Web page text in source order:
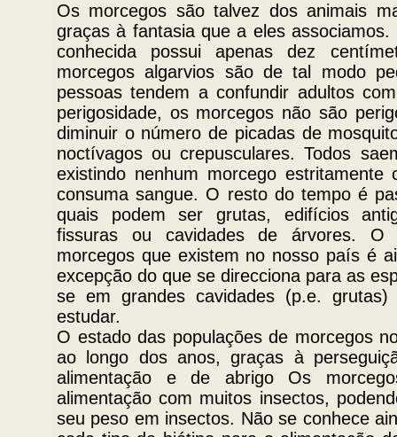
Os morcegos são talvez dos animais
graças à fantasia que a eles
conhecida possui apenas dez
morcegos algarvios são de tal modo
pessoas tendem a confundir adultos
perigosidade, os morcegos não são
diminuir o número de picadas de
noctívagos ou crepusculares. Todos
existindo nenhum morcego
consuma sangue. O resto do tempo é
quais podem ser grutas, edifícios
fissuras ou cavidades de árvores. O
morcegos que existem no nosso país é
excepção do que se direcciona para as
se em grandes cavidades (p.e.
estudar.
O estado das populações de morcegos
ao longo dos anos, graças à
alimentação e de abrigo Os
alimentação com muitos insectos,
seu peso em insectos. Não se conhece